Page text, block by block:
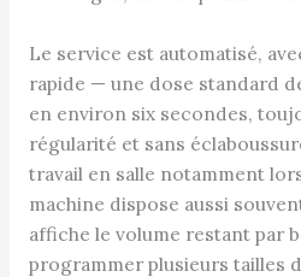
Le service est automatisé,
rapide — une dose standard
en environ six secondes,
régularité et sans
travail en salle notamment
machine dispose aussi
affiche le volume restant par
programmer plusieurs tailles